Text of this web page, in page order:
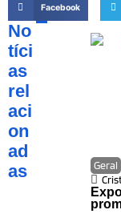
Facebook
No
tíci
as
rel
aci
on
ad
as
Geral